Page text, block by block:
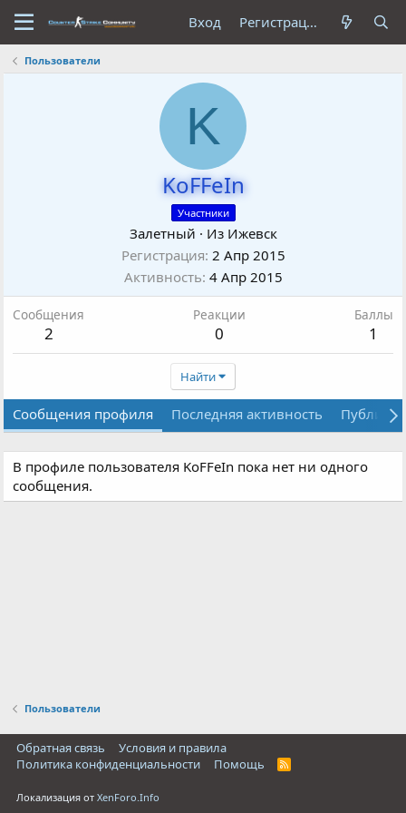
Вход Регистрация
Пользователи
K
KoFFeIn
Участники
Залетный · Из Ижевск
Регистрация 2 Апр 2015
Активность 4 Апр 2015
Сообщения
2
Реакции
0
Баллы
1
Найти
Сообщения профиля Последняя активность
В профиле пользователя KoFFeIn пока нет ни одного
сообщения.
Пользователи
Обратная связь
Условия и правила
Политика конфиденциальности
Помощь
R
Локализация отXenForo.Info